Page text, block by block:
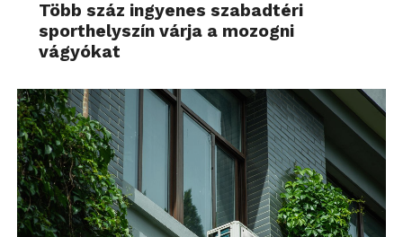
Több száz ingyenes szabadtéri
sporthelyszín várja a mozogni
vágyókat